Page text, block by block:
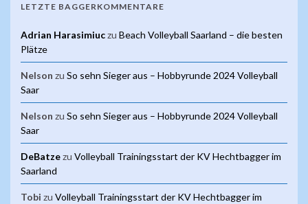
LETZTE BAGGERKOMMENTARE
Adrian Harasimiuczu Beach Volleyball Saarland – die besten
Plätze
Nelson zu So sehn Sieger aus – Hobbyrunde 2024 Volleyball
Saar
Nelson zu So sehn Sieger aus – Hobbyrunde 2024 Volleyball
Saar
DeBatzezu Volleyball Trainingsstart der KV Hechtbagger im
Saarland
Tobi zu Volleyball Trainingsstart der KV Hechtbagger im